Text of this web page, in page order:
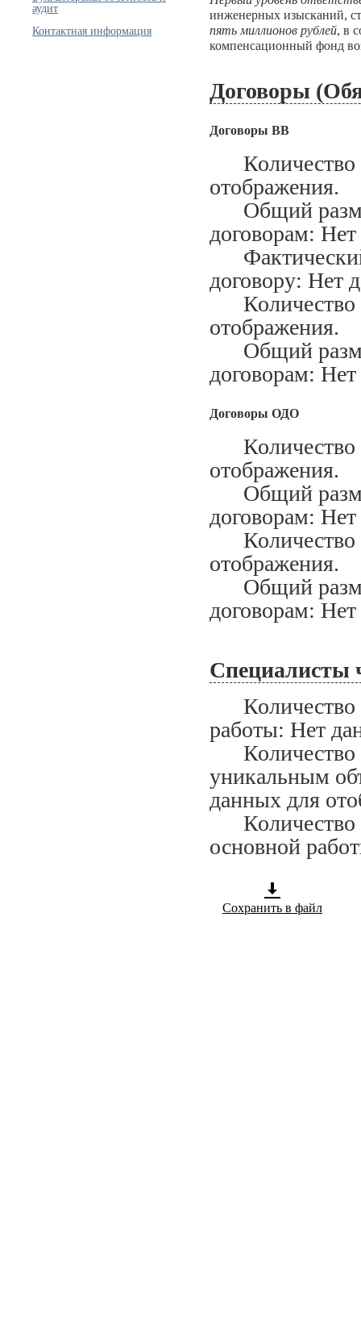
аудит
Контактная информация
инженерных изысканий,
пять миллионов рублей, в
компенсационный фонд
Договоры
Договоры ВВ
Количество
отображения.
Общий
договорам:
Фактический
договору: Нет
Количество
отображения.
Общий
договорам:
Договоры ОДО
Количество
отображения.
Общий
договорам:
Количество
отображения.
Общий
договорам:
Специалисты
Количество
работы: Нет
Количество
уникальным
данных для
Количество
основной
Сохранить в файл